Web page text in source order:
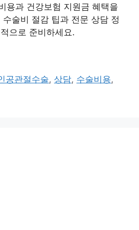
용과 건강보험 지원금 혜택을
술비 절감 팁과 전문 상담 정
으로 준비하세요.
공관절수술, 상담, 수술비용,